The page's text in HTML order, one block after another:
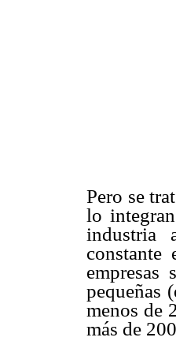
Pero se
lo
industria
empresas
pequeñas
menos de
más de